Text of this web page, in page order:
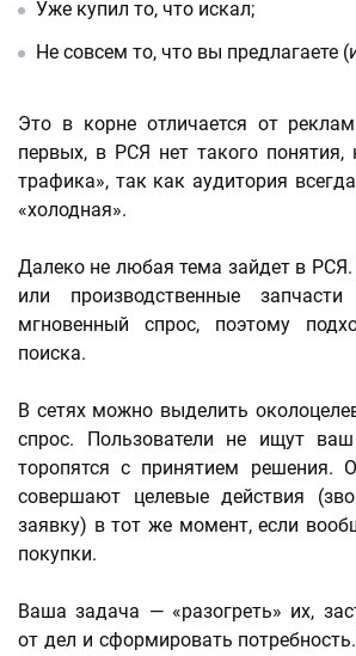
Уже купил то, что искал;
Не совсем то, что вы предлагаете
Это в корне отличается от
первых, в РСЯ нет такого понятия,
трафика», так как аудитория
«холодная».
Далеко не любая тема зайдет в
или производственные
мгновенный спрос, поэтому
поиска.
В сетях можно выделить
спрос. Пользователи не ищут
торопятся с принятием решения.
совершают целевые действия
заявку) в тот же момент, если
покупки.
Ваша задача — «разогреть» их,
от дел и сформировать